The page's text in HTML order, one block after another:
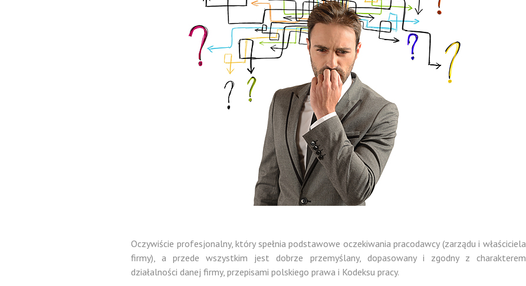
Oczywiście profesjonalny, który spełnia podstawowe oczekiwania pracodawcy (zarządu i właściciela
firmy), a przede wszystkim jest dobrze przemyślany, dopasowany i zgodny z charakterem
działalności danej firmy, przepisami polskiego prawa i Kodeksu pracy.